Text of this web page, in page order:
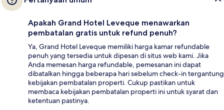
Apakah Grand Hotel Leveque menawarkan
pembatalan gratis untuk refund penuh?
Ya, Grand Hotel Leveque memiliki harga kamar refundable
penuh yang tersedia untuk dipesan di situs web kami. Jika
Anda memesan harga refundable, pemesanan ini dapat
dibatalkan hingga beberapa hari sebelum check-in tergantung
kebijakan pembatalan properti. Cukup pastikan untuk
membaca kebijakan pembatalan properti ini untuk syarat dan
ketentuan pastinya.